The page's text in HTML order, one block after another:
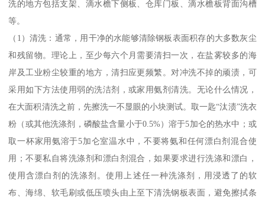
洗的地方包括支架、滴水檐下侧板、仓库门板、滴水檐板背面沟槽
等。
（1）清洗：通常，用干净的水能够清除钢板表面积存的大多数灰尘
和残留物。理论上，至少每六个月需要清扫一次，在盐雾较多的海
岸及工业粉尘较重的地方，清扫应更频繁。对冲洗不掉的顽渍，可
采用如下方法使用弱的洗洁剂，或家用氨剂清洗。无论什么情况，
在大面积清洗之前，先擦洗一不显眼的小块测试。取一匙“汰渍”洗衣
粉（或其他洗涤剂，磷酸盐含量小于0.5%）溶于5加仑的热水中；或
取一杯家用氨溶于5加仑室温水中，不要将氨和任何漂白剂混合使
用；不要私自将洗涤剂和漂白剂混合，如果要求进行洗涤和漂白，
使用含漂白剂的洗涤剂。使用上述任一种洗涤剂，用浸透了的软
布、海绵、软毛刷或低压喷头由上至下清洗钢板表面，避免擦拭条